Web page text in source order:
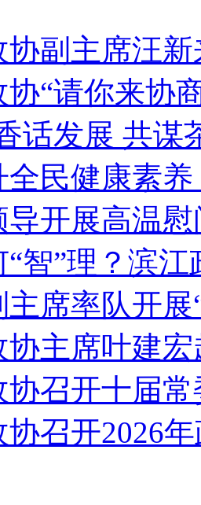
副主席汪
“请你来协
话发展 共
全民健康素
开展高温
智”理？滨
席率队开
协主席叶建
召开十届
召开2026